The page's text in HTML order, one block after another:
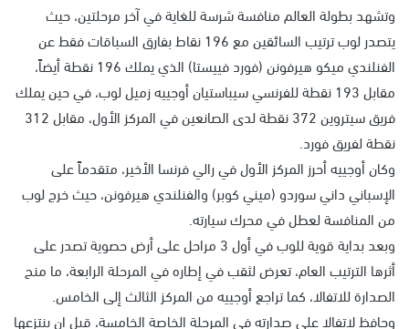
وتشهد بطولة العالم منافسة شرسة للغاية في آخر مرحلتين، حيث
يتصدر لوب ترتيب السائقين مع 196 نقاط بفارق السباقات فقط عن
الفنلندي ميكو هيرفونن (فورد فييستا) الذي يملك 196 نقطة أيضاً،
مقابل 193 نقطة للفرنسي سيباستيان أوجييه زميل لوب، في حين يملك
فريق سيتروين 372 نقطة لدى الصانعين في المركز الأول، مقابل 312
نقطة لفريق فورد.
وكان أوجييه أحرز المركز الأول في رالي فرنسا الأخير، متقدماً على
الإسباني داني سوردو (ميني كوبر) والفنلندي هيرفونن، حيث خرج لوب
من المنافسة لعطل في محرك سيارته.
وبعد بداية قوية للوب في أول 3 مراحل على أرض حصوية تصدر على
أثرها الترتيب العام، تعرض لثقب في إطاره في المرحلة الرابعة، ما منح
الصدارة للاتفالا، كما تراجع أوجييه من المركز الثالث إلى الخامس.
وحافظ لاتفالا على صدارته في المرحلة الخاصة الخامسة، قبل ان ينتزعها